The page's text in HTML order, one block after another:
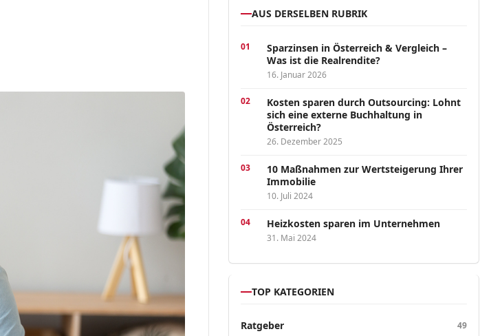
AUS DERSELBEN RUBRIK
Sparzinsen in Österreich & Vergleich –
Was ist die Realrendite?
16. Januar 2026
Kosten sparen durch Outsourcing: Lohnt
sich eine externe Buchhaltung in
Österreich?
26. Dezember 2025
10 Maßnahmen zur Wertsteigerung Ihrer
Immobilie
10. Juli 2024
Heizkosten sparen im Unternehmen
31. Mai 2024
TOP KATEGORIEN
Ratgeber 49